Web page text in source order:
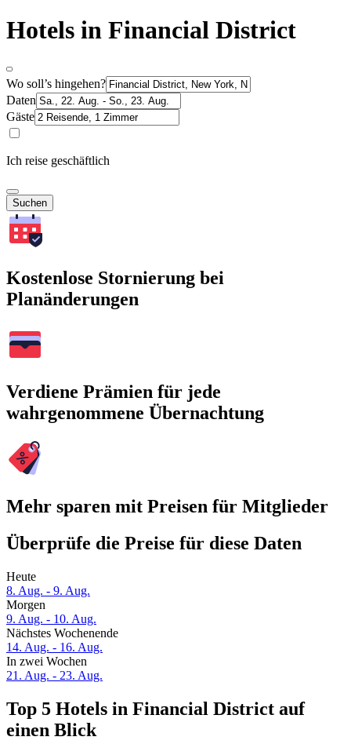
Hotels in Financial District
Wo soll’s hingehen?
Daten
Gäste
Ich reise geschäftlich
Suchen
Kostenlose Stornierung bei
Planänderungen
Verdiene Prämien für jede
wahrgenommene Übernachtung
Mehr sparen mit Preisen für Mitglieder
Überprüfe die Preise für diese Daten
Heute
8. Aug. - 9. Aug.
Morgen
9. Aug. - 10. Aug.
Nächstes Wochenende
14. Aug. - 16. Aug.
In zwei Wochen
21. Aug. - 23. Aug.
Top 5 Hotels in Financial District auf
einen Blick